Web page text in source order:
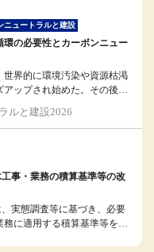
ニュートラルと建設
の必要性とカーボンニュー
世界的に環境汚染や資源枯渇
ップされ始めた。その後、
ルと建設2026
事・業務の積算基準等の改
実態調査等に基づき、必要
に適用する積算基準等を改